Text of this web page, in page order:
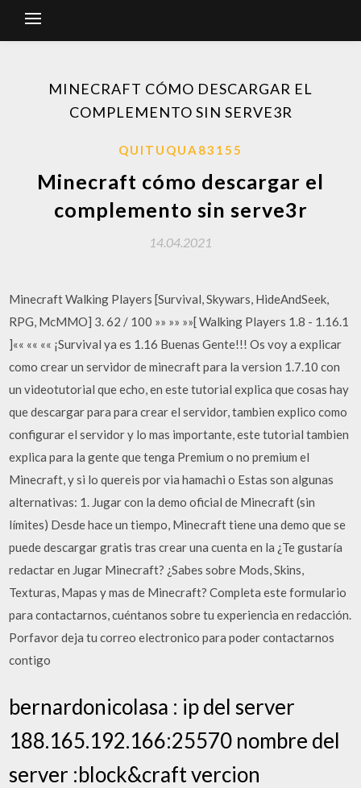
MINECRAFT CÓMO DESCARGAR EL
COMPLEMENTO SIN SERVE3R
QUITUQUA83155
Minecraft cómo descargar el
complemento sin serve3r
14.04.2021
Minecraft Walking Players [Survival, Skywars, HideAndSeek,
RPG, McMMO] 3. 62 / 100 »» »» »»[ Walking Players 1.8 - 1.16.1
]«« «« «« ¡Survival ya es 1.16 Buenas Gente!!! Os voy a explicar
como crear un servidor de minecraft para la version 1.7.10 con
un videotutorial que echo, en este tutorial explica que cosas hay
que descargar para para crear el servidor, tambien explico como
configurar el servidor y lo mas importante, este tutorial tambien
explica para la gente que tenga Premium o no premium el
Minecraft, y si lo quereis por via hamachi o Estas son algunas
alternativas: 1. Jugar con la demo oficial de Minecraft (sin
límites) Desde hace un tiempo, Minecraft tiene una demo que se
puede descargar gratis tras crear una cuenta en la ¿Te gustaría
redactar en Jugar Minecraft? ¿Sabes sobre Mods, Skins,
Texturas, Mapas y mas de Minecraft? Completa este formulario
para contactarnos, cuéntanos sobre tu experiencia en redacción.
Porfavor deja tu correo electronico para poder contactarnos
contigo
bernardonicolasa : ip del server
188.165.192.166:25570 nombre del
server :block&craft vercion